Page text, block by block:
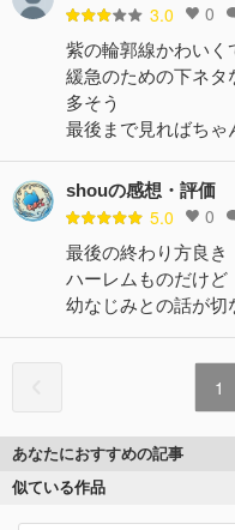
3.0 0
紫の輪郭線かわいく
緩急のための下ネタ
多そう
最後まで見ればちゃ
shouの感想・評価
5.0 0
最後の終わり方良き
ハーレムものだけど
幼なじみとの話が切
1
あなたにおすすめの記事
似ている作品